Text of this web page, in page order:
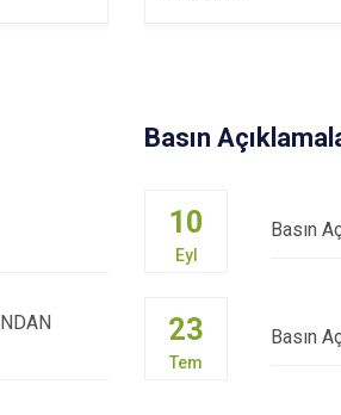
Basın
10
Eyl
Basın
23
Tem
Basın